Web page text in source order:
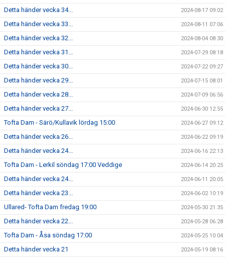
Detta händer vecka 34... 2024-08-17 09:02
Detta händer vecka 33... 2024-08-11 07:06
Detta händer vecka 32... 2024-08-04 08:30
Detta händer vecka 31... 2024-07-29 08:18
Detta händer vecka 30... 2024-07-22 09:27
Detta händer vecka 29... 2024-07-15 08:01
Detta händer vecka 28... 2024-07-09 06:56
Detta händer vecka 27... 2024-06-30 12:55
Tofta Dam - Särö/Kullavik lördag 15:00 2024-06-27 09:12
Detta händer vecka 26... 2024-06-22 09:19
Detta händer vecka 24... 2024-06-16 22:13
Tofta Dam - Lerkil söndag 17:00 Veddige 2024-06-14 20:25
Detta händer vecka 24... 2024-06-11 20:05
Detta händer vecka 23... 2024-06-02 10:19
Ullared- Tofta Dam fredag 19:00 2024-05-30 21:35
Detta händer vecka 22... 2024-05-28 06:28
Tofta Dam - Åsa söndag 17:00 2024-05-25 10:04
Detta händer vecka 21 2024-05-19 08:16